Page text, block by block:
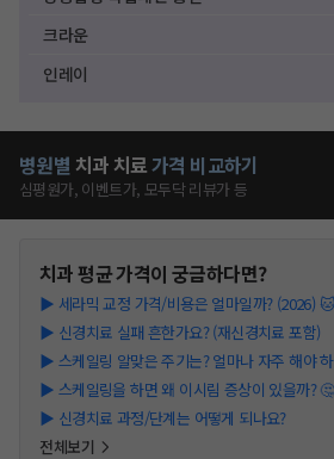
크라운
인레이
병원별 치과 치료가격 비교하기
심평원가, 이벤트가, 모두닥 리뷰가 등
치과평균 가격이 궁금하다면?
▶ 세라믹 교정 가격/비용은 얼마일까? (2026) 🐱
▶ 신경치료 실패 흔한가요? (재신경치료 포함)
▶ 스케일링 알맞은 주기는? 얼마나 자주 해야
▶ 스케일링을 하면 왜 이시림 증상이 있을까? 🤔
▶ 신경치료 과정/단계는 어떻게 되나요?
전체보기